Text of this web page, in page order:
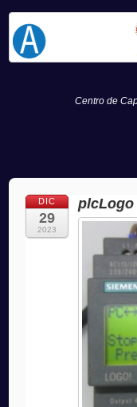
Centro de
DIC
29
2023
plcLogo